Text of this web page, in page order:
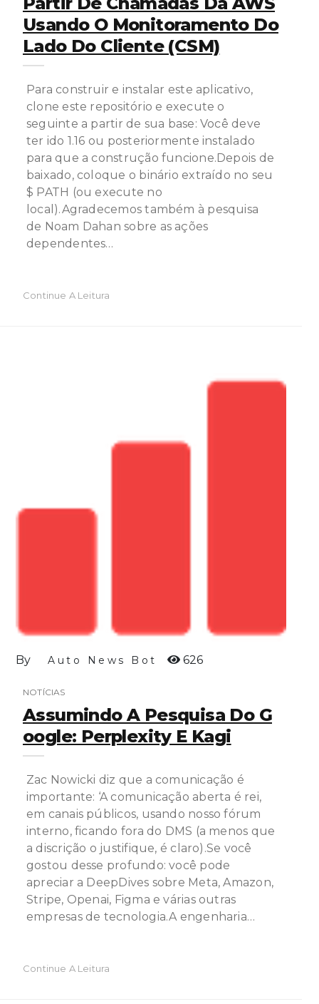
Usando O Monitoramento Do
Lado Do Cliente (CSM)
Para construir e instalar este aplicativo,
clone este repositório e execute o
seguinte a partir de sua base: Você deve
ter ido 1.16 ou posteriormente instalado
para que a construção funcione.Depois de
baixado, coloque o binário extraído no seu
$ PATH (ou execute no
local).Agradecemos também à pesquisa
de Noam Dahan sobre as ações
dependentes…
Continue A Leitura
By Auto News Bot 626
NOTÍCIAS
Assumindo A Pesquisa Do G
Oogle: Perplexity E Kagi
Zac Nowicki diz que a comunicação é
importante: ‘A comunicação aberta é rei,
em canais públicos, usando nosso fórum
interno, ficando fora do DMS (a menos que
a discrição o justifique, é claro).Se você
gostou desse profundo: você pode
apreciar a DeepDives sobre Meta, Amazon,
Stripe, Openai, Figma e várias outras
empresas de tecnologia.A engenharia…
Continue A Leitura